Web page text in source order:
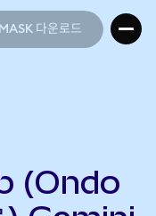
다운로드
(Ondo